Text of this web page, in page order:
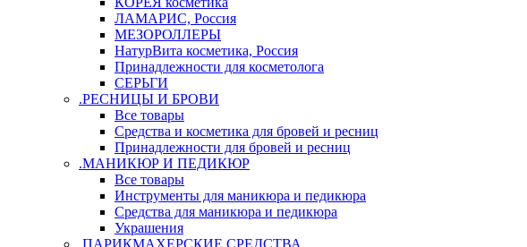
ЛАМАРИС, Россия
МЕЗОРОЛЛЕРЫ
НатурВита косметика, Россия
Принадлежности для косметолога
СЕРЬГИ
.РЕСНИЦЫ И БРОВИ
Все товары
Средства и косметика для бровей и ресниц
Принадлежности для бровей и ресниц
.МАНИКЮР И ПЕДИКЮР
Все товары
Инструменты для маникюра и педикюра
Средства для маникюра и педикюра
Украшения
.ПАРИКМАХЕРСКИЕ СРЕДСТВА